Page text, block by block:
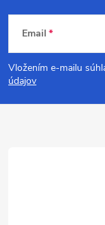
Z
á
p
Email
Vložením e-mailu
údajov